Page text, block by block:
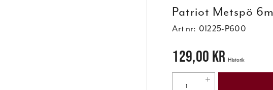
Patriot Metspö
Art nr: 01225-P600
Pris:129,00 kr
129,00 kr Historik